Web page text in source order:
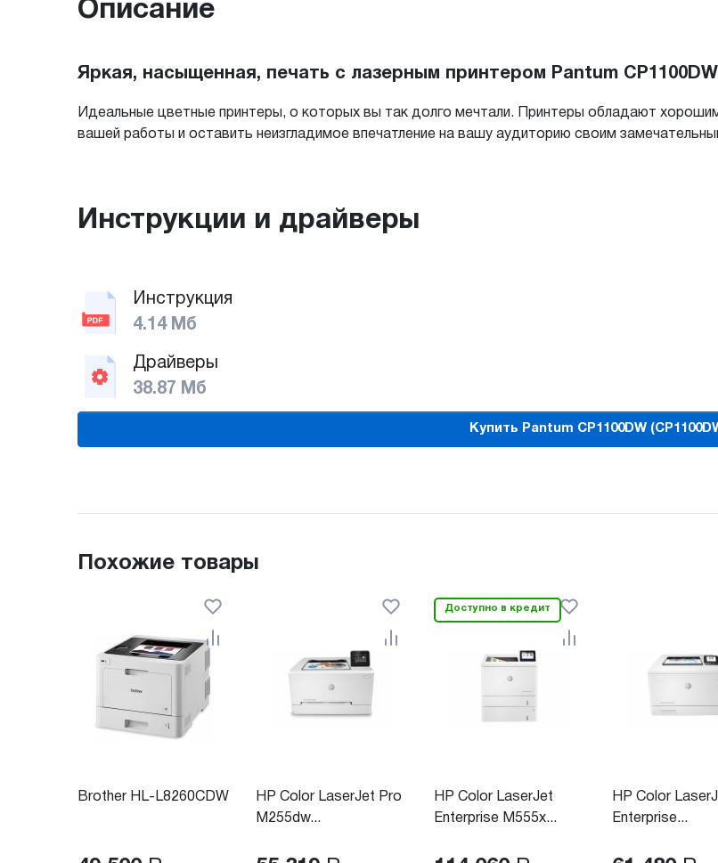
Описание
Яркая, насыщенная, печать с лазерным принтером Pantum CP1100DW
Идеальные цветные принтеры, о которых вы так долго мечтали. Принтеры обладают
вашей работы и оставить неизгладимое впечатление на вашу аудиторию своим
Инструкции и драйверы
Инструкция
4.14 Мб
Драйверы
38.87 Мб
Купить Pantum CP1100DW
Похожие товары
Brother HL-L8260CDW
HP Color LaserJet Pro
M255dw...
Доступно в кредит
HP Color LaserJet
Enterprise M555x...
HP Color
Enterprise...